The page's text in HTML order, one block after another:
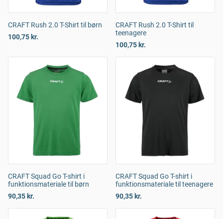
CRAFT Rush 2.0 T-Shirt til børn
100,75 kr.
CRAFT Rush 2.0 T-Shirt til
teenagere
100,75 kr.
CRAFT Squad Go T-shirt i
funktionsmateriale til børn
90,35 kr.
CRAFT Squad Go T-shirt i
funktionsmateriale til teenagere
90,35 kr.